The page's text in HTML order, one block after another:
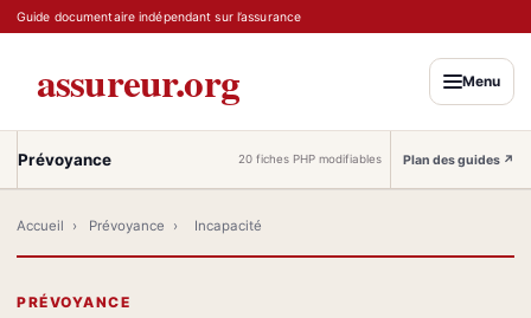
Guide documentaire indépendant sur l’assurance
assureur.org Menu
Prévoyance 20 fiches PHP modifiables Plan des guides ↗
Accueil › Prévoyance › Incapacité
PRÉVOYANCE